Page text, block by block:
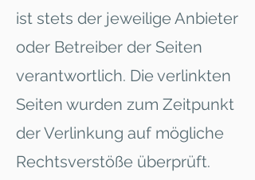
ist stets der jeweilige Anbieter
oder Betreiber der Seiten
verantwortlich. Die verlinkten
Seiten wurden zum Zeitpunkt
der Verlinkung auf mögliche
Rechtsverstöße überprüft.